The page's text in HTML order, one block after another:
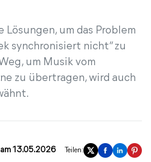
um das Problem
synchronisiert nicht“ zu
um Musik vom
zu übertragen, wird auch
13.05.2026 Teilen: